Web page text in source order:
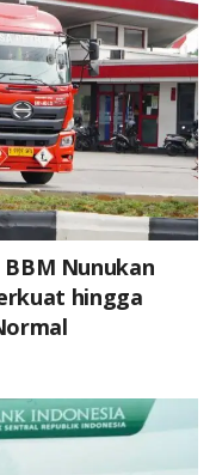
Nunukan
hingga